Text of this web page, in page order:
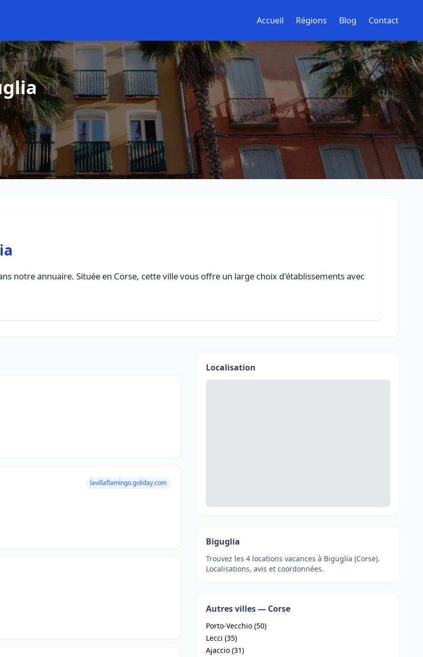
Accueil Régions Blog Contact
notre annuaire. Située en Corse, cette ville vous offre un large choix d'établissements avec
lavillaflamingo.goliday.com
Localisation
Biguglia
Trouvez les 4 locations vacances à Biguglia (Corse).
Localisations, avis et coordonnées.
Autres villes — Corse
Porto-Vecchio (50)
Lecci (35)
Ajaccio (31)